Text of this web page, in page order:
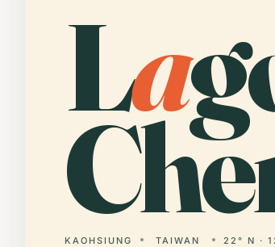
La
KAOHSIUNG TAIWAN 22° N ·